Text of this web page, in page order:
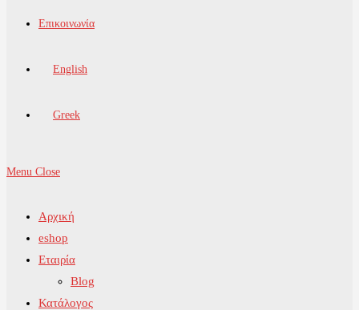
Επικοινωνία
English
Greek
Menu Close
Αρχική
eshop
Εταιρία
Blog
Κατάλογος